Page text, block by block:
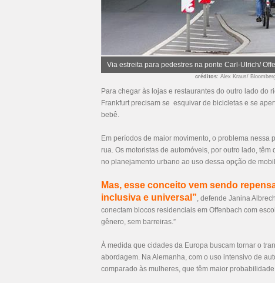
Via estreita para pedestres na ponte Carl-Ulrich/
créditos: Alex Kraus/
Para chegar às lojas e restaurantes do outro lado do
Frankfurt precisam se esquivar de bicicletas e se
bebê.
Em períodos de maior movimento, o problema
rua. Os motoristas de automóveis, por outro lado,
no planejamento urbano ao uso dessa opção de
Mas, esse conceito vem sendo
inclusiva e universal”, defende Janina
conectam blocos residenciais em Offenbach com
gênero, sem barreiras.”
À medida que cidades da Europa buscam tornar o
abordagem. Na Alemanha, com o uso intensivo de
comparado às mulheres, que têm maior